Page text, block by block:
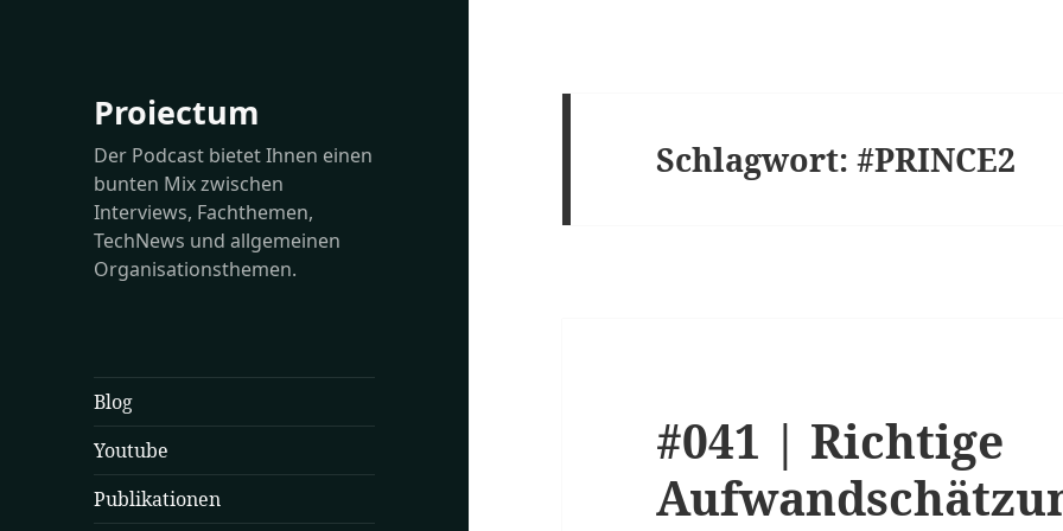
Proiectum
Der Podcast bietet Ihnen einen
bunten Mix zwischen
Interviews, Fachthemen,
TechNews und allgemeinen
Organisationsthemen.
Blog
Youtube
Publikationen
Schlagwort:#PRINCE2
#041 | Richtige